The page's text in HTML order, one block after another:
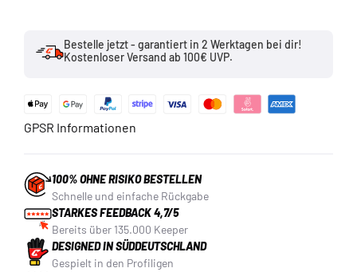
Bestelle jetzt - garantiert in 2 Werktagen bei dir!
Kostenloser Versand ab 100€ UVP.
GPSR Informationen
100% OHNE RISIKO BESTELLEN
Schnelle und einfache Rückgabe
STARKES FEEDBACK 4,7/5
Bereits über 135.000 Keeper
DESIGNED IN SÜDDEUTSCHLAND
Gespielt in den Profiligen